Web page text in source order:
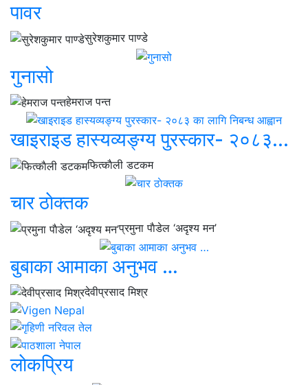
पावर
सुरेशकुमार पाण्डे
गुनासो
हेमराज पन्त
खाइराइड हास्यव्यङ्ग्य पुरस्कार- २०८३...
फित्काैली डटकम
चार ठाेक्तक
प्रमुना पाैडेल ‘अदृश्य मन’
बुबाका आमाका अनुभव …
देवीप्रसाद मिश्र
लाेकप्रिय